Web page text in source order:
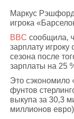
Маркус
игрока
BBC сообщила,
зарплату игроку
сезона после
зарплаты на 25
Это сэкономило
фунтов
выкупа за 30,3
миллионов